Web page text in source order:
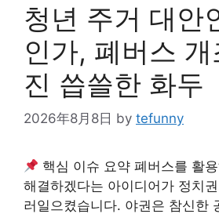
청년 주거 대안
인가, 폐버스 개
진 씁쓸한 화두
2026年8月8日 by tefunny
핵심 이슈 요약 폐버스를 활
해결하겠다는 아이디어가 정치
러일으켰습니다. 야권은 참신한